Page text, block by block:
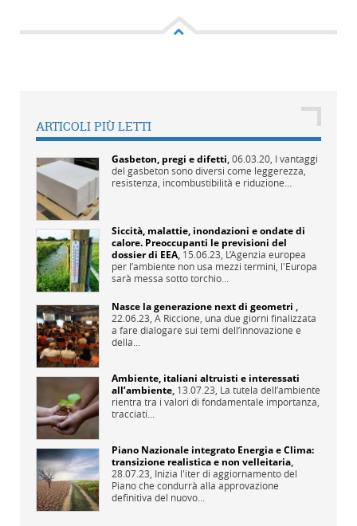
ARTICOLI PIÙ LETTI
Gasbeton, pregi e difetti,06.03.20, I vantaggi
del gasbeton sono diversi come leggerezza,
resistenza, incombustibilità e riduzione...
Siccità, malattie, inondazioni e ondate di
calore. Preoccupanti le previsioni del
dossier di EEA, 15.06.23, L’Agenzia europea
per l’ambiente non usa mezzi termini, l'Europa
sarà messa sotto torchio...
Nasce la generazione next di geometri ,
22.06.23, A Riccione, una due giorni finalizzata
a fare dialogare sui temi dell’innovazione e
della...
Ambiente, italiani altruisti e interessati
all’ambiente, 13.07.23, La tutela dell’ambiente
rientra tra i valori di fondamentale importanza,
tracciati...
Piano Nazionale integrato Energia e Clima:
transizione realistica e non velleitaria,
28.07.23, Inizia l'iter di aggiornamento del
Piano che condurrà alla approvazione
definitiva del nuovo...